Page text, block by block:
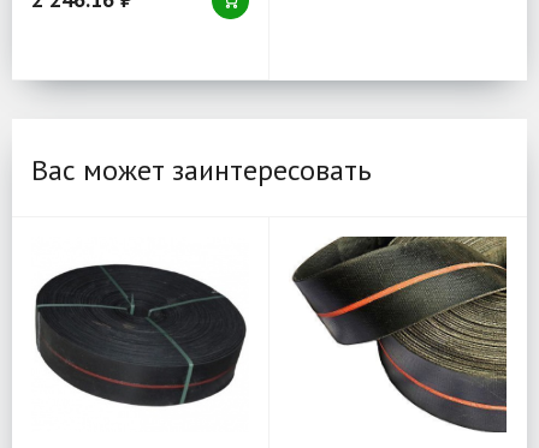
Вас может заинтересовать